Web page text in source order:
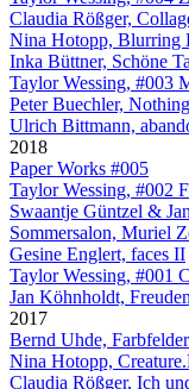
Claudia Rößger,
Nina Hotopp, Blurring
Inka Büttner, Schöne
Taylor Wessing, #003
Peter Buechler,
Ulrich Bittmann,
2018
Paper Works #005
Taylor Wessing, #002
Swaantje Güntzel &
Sommersalon, Muriel
Gesine Englert, faces II
Taylor Wessing, #001
Jan Köhnholdt,
2017
Bernd Uhde, Farbfelder
Nina Hotopp,
Claudia Rößger, Ich